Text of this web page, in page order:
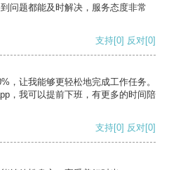
问题都能及时解决，服务态度非常
支持[0] 反对[0]
，让我能够更轻松地完成工作任务。
，我可以提前下班，有更多的时间陪
支持[0] 反对[0]